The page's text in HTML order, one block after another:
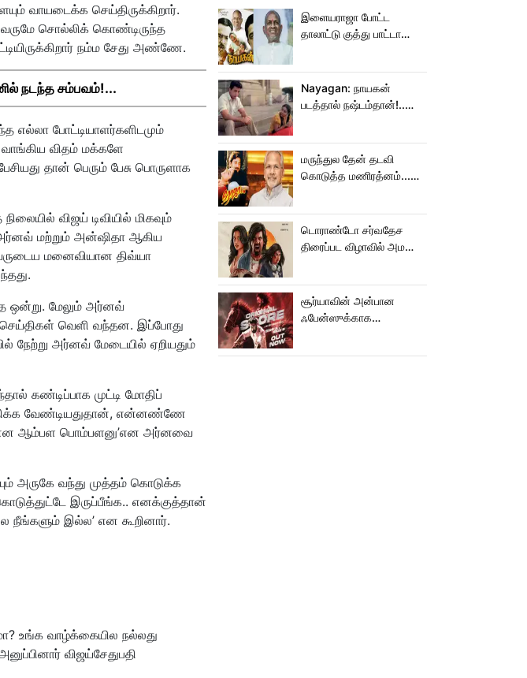
வாயடைக்க செய்திருக்கிறார்.
சொல்லிக் கொண்டிருந்த
நம்ம சேது அண்ணே.
நடந்த சம்பவம்!...
எல்லா போட்டியாளர்களிடமும்
வாங்கிய விதம் மக்களே
தான் பெரும் பேசு பொருளாக
விஜய் டிவியில் மிகவும்
அர்னவ் மற்றும் அன்ஷிதா ஆகிய
மனைவியான திவ்யா
ஒன்று. மேலும் அர்னவ்
செய்திகள் வெளி வந்தன. இப்போது
நேற்று அர்னவ் மேடையில் ஏறியதும்
கண்டிப்பாக முட்டி மோதிப்
வேண்டியதுதான், என்னண்ணே
என்ன ஆம்பள பொம்பளனு’என அர்னவை
அருகே வந்து முத்தம் கொடுக்க
இருப்பீங்க.. எனக்குத்தான்
நீங்களும் இல்ல’ என கூறினார்.
உங்க வாழ்க்கையில நல்லது
விஜய்சேதுபதி
இளையராஜா போட்ட
தாலாட்டு குத்து பாட்டா
Nayagan: நாயகன்
படத்தால் நஷ்டம்தான்!..
மகள் பேட்டி..
மருந்துல தேன் தடவி
கொடுத்த மணிரத்னம்...
டொராண்டோ சர்வதேச
திரைப்பட விழாவில் அமலா
சூர்யாவின் அன்பான
ஃபேன்ஸுக்காக